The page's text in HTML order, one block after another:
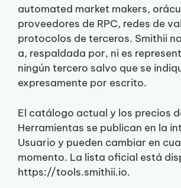
automated market makers,
proveedores de RPC, redes de
protocolos de terceros. Smithii
a, respaldada por, ni es
ningún tercero salvo que se
expresamente por escrito.
El catálogo actual y los precios
Herramientas se publican en la
Usuario y pueden cambiar en
momento. La lista oficial está
https://tools.smithii.io.